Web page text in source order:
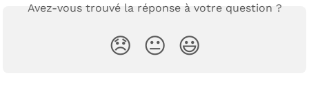
Avez-vous trouvé la réponse à votre question ?
😞 😐 😃